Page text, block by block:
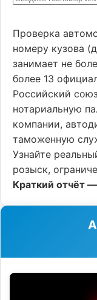
Проверка
номеру кузова
занимает не
более 13
Российский
нотариальную
компании,
таможенную
Узнайте
розыск,
Краткий отчёт